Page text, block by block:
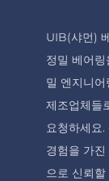
UIB(샤먼)
정밀 베어
밀 엔지니
제조업체들
요청하세요
경험을 가
으로 신뢰